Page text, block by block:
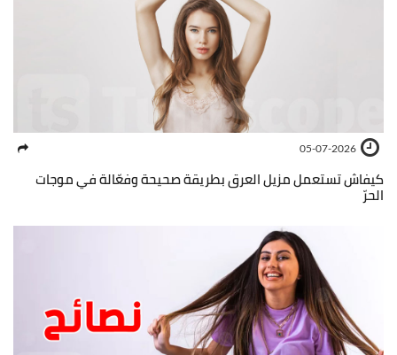
05-07-2026
كيفاش تستعمل مزيل العرق بطريقة صحيحة وفعّالة في موجات
الحرّ